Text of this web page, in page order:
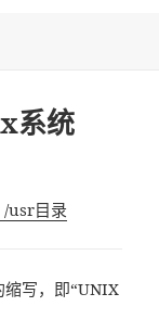
MariaDB的linux上装
系统
usr目录
写，即“UNIX